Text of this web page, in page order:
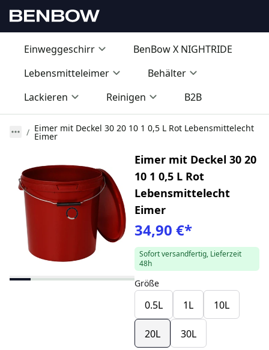
Einweggeschirr
BenBow X NIGHTRIDE
Lebensmitteleimer
Behälter
Lackieren
Reinigen B2B
Eimer mit Deckel 30 20 10 1 0,5 L Rot Lebensmittelecht
Eimer
Eimer mit Deckel 30 20
10 1 0,5 L Rot
Lebensmittelecht
Eimer
34,90 €*
Sofort versandfertig, Lieferzeit
48h
Größe
0.5L 1L 10L
20L 30L